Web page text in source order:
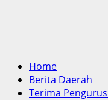
Home
Berita Daerah
Terima